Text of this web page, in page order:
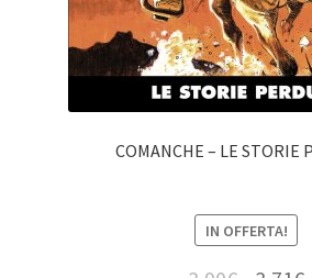
COMANCHE – LE STORIE
IN OFFERTA!